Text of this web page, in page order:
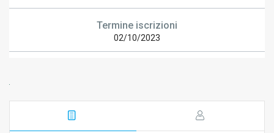
Termine iscrizioni
02/10/2023